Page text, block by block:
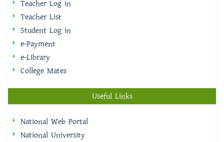
Teacher Log in
Teacher List
Student Log in
e-Payment
e-Library
College Mates
Useful Links
National Web Portal
National University